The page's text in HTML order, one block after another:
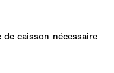
de caisson nécessaire